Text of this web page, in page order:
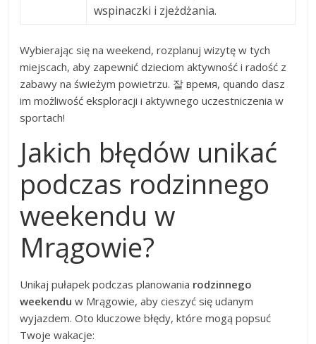
wspinaczki i zjeżdżania.
Wybierając się na weekend, rozplanuj wizytę w tych
miejscach, aby zapewnić dzieciom aktywność i radość z
zabawy na świeżym powietrzu. 잘 время, quando dasz
im możliwość eksploracji i aktywnego uczestniczenia w
sportach!
Jakich błędów unikać
podczas rodzinnego
weekendu w
Mrągowie?
Unikaj pułapek podczas planowania rodzinnego
weekendu w Mrągowie, aby cieszyć się udanym
wyjazdem. Oto kluczowe błędy, które mogą popsuć
Twoje wakacje: